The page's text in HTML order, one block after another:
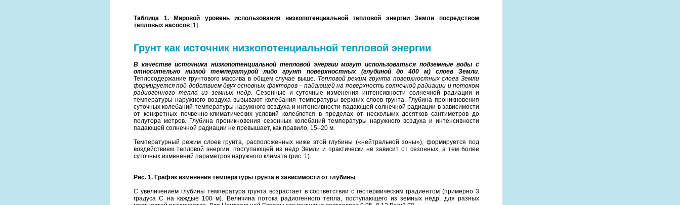
Таблица 1. Мировой уровень использования низкопотенциальной тепловой энергии Земли посредством
тепловых насосов [1]
Грунт как источник низкопотенциальной тепловой энергии
В качестве источника низкопотенциальной тепловой энергии могут использоваться подземные воды с
относительно низкой температурой либо грунт поверхностных (глубиной до 400 м) слоев Земли
Теплосодержание грунтового массива в общем случае выше. Тепловой режим грунта поверхностных слоев Земли
формируется под действием двух основных факторов – падающей на поверхность солнечной радиации и потоком
радиогенного тепла из земных недр. Сезонные и суточные изменения интенсивности солнечной радиации и
температуры наружного воздуха вызывают колебания температуры верхних слоев грунта. Глубина проникновения
суточных колебаний температуры наружного воздуха и интенсивности падающей солнечной радиации в зависимости
от конкретных почвенно-климатических условий колеблется в пределах от нескольких десятков сантиметров до
полутора метров. Глубина проникновения сезонных колебаний температуры наружного воздуха и интенсивности
падающей солнечной радиации не превышает, как правило, 15–20 м.
Температурный режим слоев грунта, расположенных ниже этой глубины («нейтральной зоны»), формируется под
воздействием тепловой энергии, поступающей из недр Земли и практически не зависит от сезонных, а тем более
суточных изменений параметров наружного климата (рис. 1).
Рис. 1. График изменения температуры грунта в зависимости от глубины
С увеличением глубины температура грунта возрастает в соответствии с геотермическим градиентом (примерно 3
градуса С на каждые 100 м). Величина потока радиогенного тепла, поступающего из земных недр, для разных